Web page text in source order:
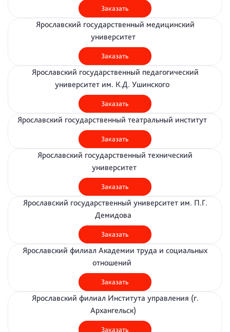
Заказать
Ярославский государственный медицинский
университет
Заказать
Ярославский государственный педагогический
университет им. К.Д. Ушинского
Заказать
Ярославский государственный театральный институт
Заказать
Ярославский государственный технический
университет
Заказать
Ярославский государственный университет им. П.Г.
Демидова
Заказать
Ярославский филиал Академии труда и социальных
отношений
Заказать
Ярославский филиал Института управления (г.
Архангельск)
Заказать